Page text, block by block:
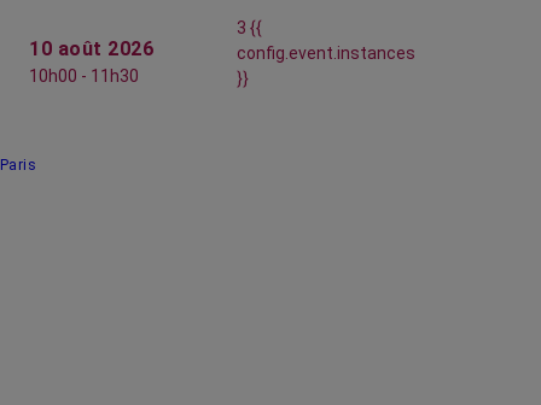
10 août 2026
10h00 - 11h30
3 {{
config.event.instances
}}
Paris